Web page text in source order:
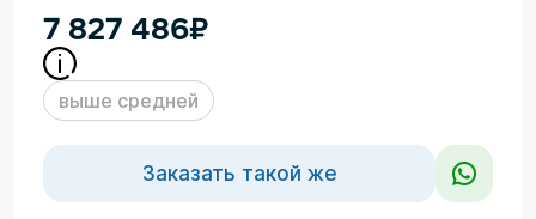
7 827 486₽
выше средней
Заказать такой же